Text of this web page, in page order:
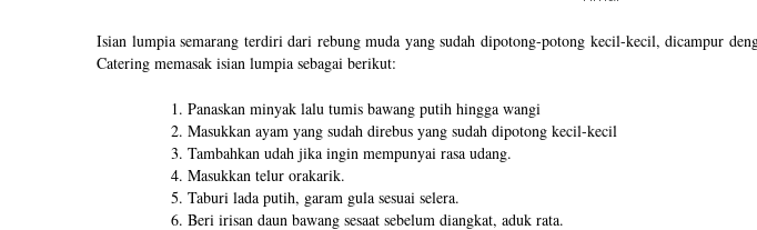
Isian lumpia semarang terdiri dari rebung muda yang sudah dipotong-potong kecil-kecil, dicampur
Catering memasak isian lumpia sebagai berikut:
Panaskan minyak lalu tumis bawang putih hingga wangi
Masukkan ayam yang sudah direbus yang sudah dipotong kecil-kecil
Tambahkan udah jika ingin mempunyai rasa udang.
Masukkan telur orakarik.
Taburi lada putih, garam gula sesuai selera.
Beri irisan daun bawang sesaat sebelum diangkat, aduk rata.